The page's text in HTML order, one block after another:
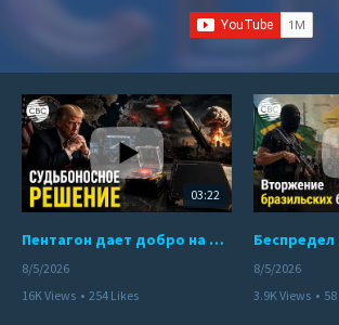
03:22
Пентагон дает добро на ядерный удар по противникам США
8/5/2026
16K Views • 254 Likes
8/5/2026
3.9K Views •